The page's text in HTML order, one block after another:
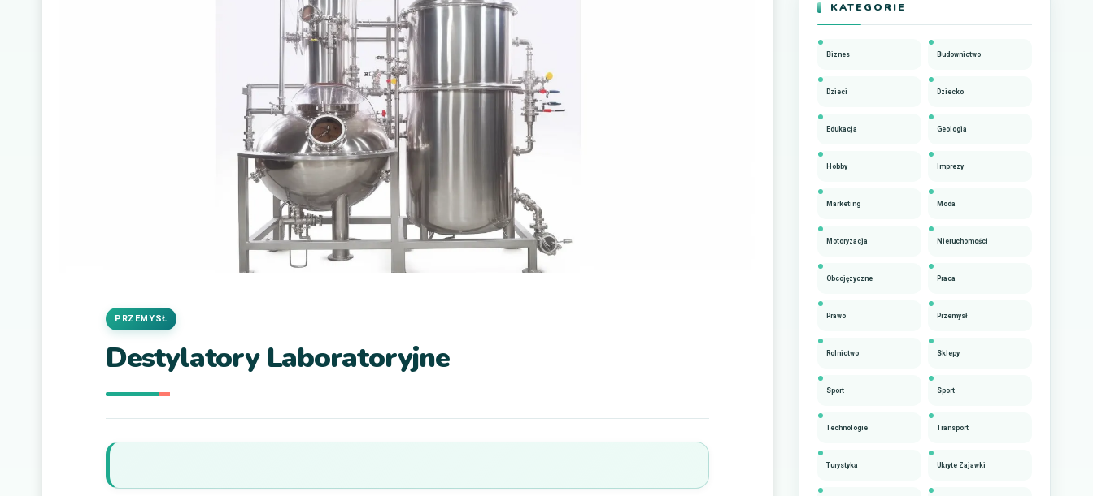
Destylatory Laboratoryjne
PRZEMYSŁ
KATEGORIE
Biznes Budownictwo
Dzieci Dziecko
Edukacja Geologia
Hobby Imprezy
Marketing Moda
Motoryzacja Nieruchomości
Obcojęzyczne Praca
Prawo Przemysł
Rolnictwo Sklepy
Sport Sport
Technologie Transport
Turystyka Ukryte Zajawki